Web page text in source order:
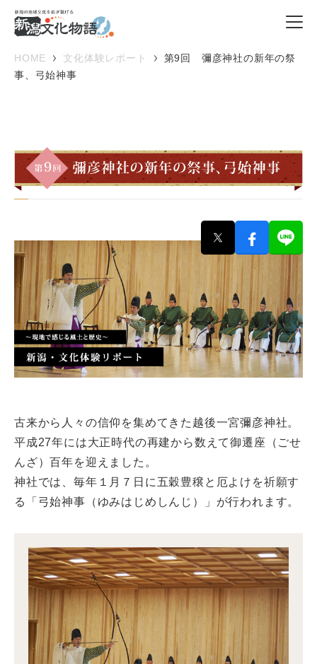
HOME 文化体験レポート
第9回 彌彦神社の新年の祭
事、弓始神事
古来から人々の信仰を集めてきた越後一宮彌彦神社。
平成27年には大正時代の再建から数えて御遷座（ごせ
んざ）百年を迎えました。
神社では、毎年１月７日に五穀豊穣と厄よけを祈願す
る「弓始神事（ゆみはじめしんじ）」が行われます。